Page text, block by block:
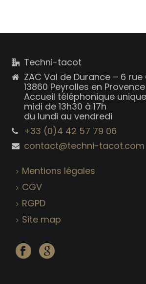
Techni-tacot
ZAC Val de Durance – 6
13860 Peyrolles en
Accueil téléphonique
midi de 13h30 à 17h
du lundi au vendredi
+33 (0)4 42 57 79 06
contact@techni-tacot.com
Mentions légales
CGV
RGPD
Site map